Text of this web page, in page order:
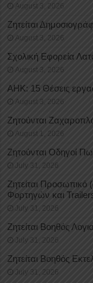
August 3, 2026
Ζητείται
August 3, 2026
Σχολική Εφορεία
August 3, 2026
ΑΗΚ: 15 Θέσεις
August 3, 2026
Ζητούνται
August 1, 2026
Ζητούνται Οδηγοί
July 31, 2026
Ζητείται
Φορτηγών και
July 31, 2026
Ζητείται Βοηθός
July 31, 2026
Ζητείται Βοηθός
July 31, 2026